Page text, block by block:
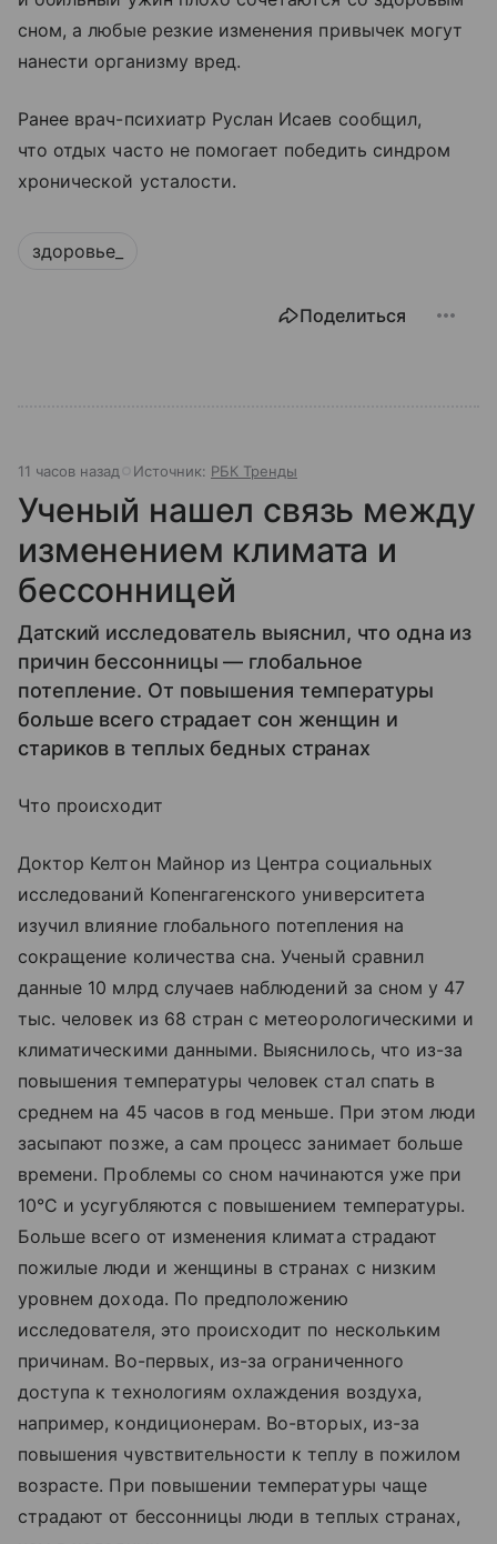
сном, а любые резкие изменения привычек могут
нанести организму вред.
Ранее врач-психиатр Руслан Исаев сообщил,
что отдых часто не помогает победить синдром
хронической усталости.
здоровье_
Поделиться
11 часов назад Источник: РБК Тренды
Ученый нашел связь между
изменением климата и
бессонницей
Датский исследователь выяснил, что одна из
причин бессонницы — глобальное
потепление. От повышения температуры
больше всего страдает сон женщин и
стариков в теплых бедных странах
Что происходит
Доктор Келтон Майнор из Центра социальных
исследований Копенгагенского университета
изучил влияние глобального потепления на
сокращение количества сна. Ученый сравнил
данные 10 млрд случаев наблюдений за сном у 47
тыс. человек из 68 стран с метеорологическими и
климатическими данными. Выяснилось, что из-за
повышения температуры человек стал спать в
среднем на 45 часов в год меньше. При этом люди
засыпают позже, а сам процесс занимает больше
времени. Проблемы со сном начинаются уже при
10°С и усугубляются с повышением температуры.
Больше всего от изменения климата страдают
пожилые люди и женщины в странах с низким
уровнем дохода. По предположению
исследователя, это происходит по нескольким
причинам. Во-первых, из-за ограниченного
доступа к технологиям охлаждения воздуха,
например, кондиционерам. Во-вторых, из-за
повышения чувствительности к теплу в пожилом
возрасте. При повышении температуры чаще
страдают от бессонницы люди в теплых странах,